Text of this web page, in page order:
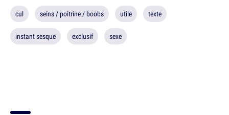
cul seins / poitrine / boobs utile texte
instant sesque exclusif sexe